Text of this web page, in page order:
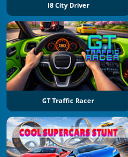
I8 City Driver
GT Traffic Racer